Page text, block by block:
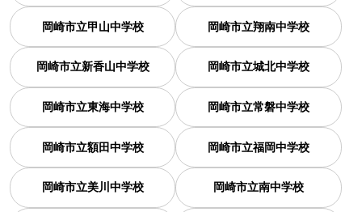
岡崎市立甲山中学校 岡崎市立翔南中学校
岡崎市立新香山中学校 岡崎市立城北中学校
岡崎市立東海中学校 岡崎市立常磐中学校
岡崎市立額田中学校 岡崎市立福岡中学校
岡崎市立美川中学校 岡崎市立南中学校